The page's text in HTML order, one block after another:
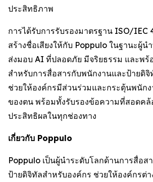
ประสิทธิภาพ
การได้รับการรับรองมาตรฐาน ISO/IEC
สร้างชื่อเสียงให้กับ Poppulo ในฐานะผู้น
ส่งมอบ AI ที่ปลอดภัย มีจริยธรรม และพร้
สำหรับการสื่อสารกับพนักงานและป้ายดิ
ช่วยให้องค์กรมีส่วนร่วมและกระตุ้นพนัก
ของตน พร้อมทั้งรับรองข้อความที่สอดคล้
ประสิทธิผลในทุกช่องทาง
เกี่ยวกับ Poppulo
Poppulo เป็นผู้นำระดับโลกด้านการสื่อส
ป้ายดิจิทัลสำหรับองค์กร ช่วยให้องค์กรต่า